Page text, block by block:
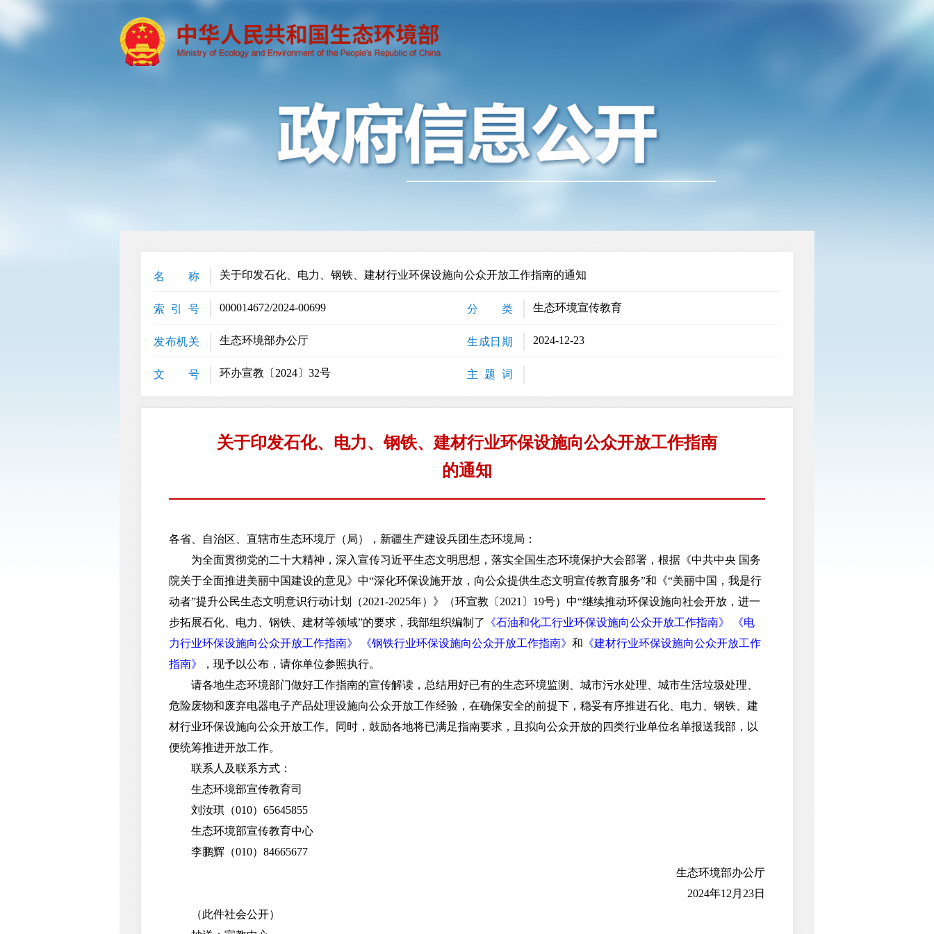
名 称 关于印发石化、电力、钢铁、建材行业环保设施向公众开放工作指南的通知
索 引 号 000014672/2024-00699 分 类 生态环境宣传教育
发布机关 生态环境部办公厅 生成日期 2024-12-23
文 号 环办宣教〔2024〕32号 主 题 词
关于印发石化、电力、钢铁、建材行业环保设施向公众开放工作指南
的通知
各省、自治区、直辖市生态环境厅（局），新疆生产建设兵团生态环境局：
为全面贯彻党的二十大精神，深入宣传习近平生态文明思想，落实全国生态环境保护大会部署，根据《中共中央 国务
院关于全面推进美丽中国建设的意见》中“深化环保设施开放，向公众提供生态文明宣传教育服务”和《“美丽中国，我是行
动者”提升公民生态文明意识行动计划（2021-2025年）》（环宣教〔2021〕19号）中“继续推动环保设施向社会开放，进一
步拓展石化、电力、钢铁、建材等领域”的要求，我部组织编制了
《石油和化工行业环保设施向公众开放工作指南》
《电
力行业环保设施向公众开放工作指南》
《钢铁行业环保设施向公众开放工作指南》 和 《建材行业环保设施向公众开放工作
指南》
，现予以公布，请你单位参照执行。
请各地生态环境部门做好工作指南的宣传解读，总结用好已有的生态环境监测、城市污水处理、城市生活垃圾处理、
危险废物和废弃电器电子产品处理设施向公众开放工作经验，在确保安全的前提下，稳妥有序推进石化、电力、钢铁、建
材行业环保设施向公众开放工作。同时，鼓励各地将已满足指南要求，且拟向公众开放的四类行业单位名单报送我部，以
便统筹推进开放工作。
联系人及联系方式：
生态环境部宣传教育司
刘汝琪（010）65645855
生态环境部宣传教育中心
李鹏辉（010）84665677
生态环境部办公厅
2024年12月23日
（此件社会公开）